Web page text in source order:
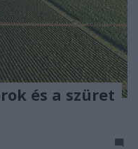
és a szüret